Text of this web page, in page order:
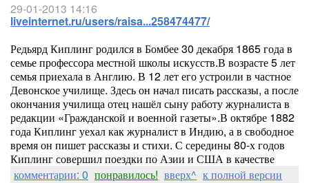
29-01-2013 14:16
liveinternet.ru/users/raisa...258474477/
Редьярд Киплинг родился в Бомбее 30 декабря 1865 года в
семье профессора местной школы искусств.В возрасте 5 лет
семья приехала в Англию. В 12 лет его устроили в частное
Девонское училище. Здесь он начал писать рассказы, а после
окончания училища отец нашёл сыну работу журналиста в
редакции «Гражданской и военной газеты».В октябре 1882
года Киплинг уехал как журналист в Индию, а в свободное
время он пишет рассказы и стихи. С середины 80-х годов
Киплинг совершил поездки по Азии и США в качестве
комментарии: 0 понравилось! вверх^ к полной версии